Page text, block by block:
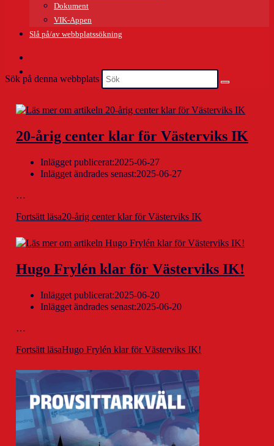
Dokument
VIK-Appen
Slå på/av webbplatssökning
Sök på denna webbplats
20-årig center klar för Västerviks IK
Inlägget publicerat:2025-06-27
Inlägget ändrades senast:2025-06-27
…
Fortsätt läsa20-årig center klar för Västerviks IK
Hugo Frylén klar för Västerviks IK!
Inlägget publicerat:2025-06-20
Inlägget ändrades senast:2025-06-20
…
Fortsätt läsaHugo Frylén klar för Västerviks IK!